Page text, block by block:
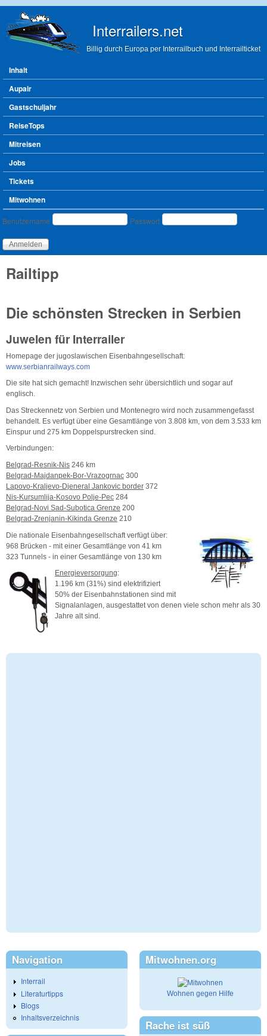
Interrailers.net
Billig durch Europa per Interrailbuch und Interrailticket
Hauptmenü
Inhalt
Aupair
Gastschuljahr
ReiseTops
Mitreisen
Jobs
Tickets
Mitwohnen
Benutzeranmeldung
Benutzername Passwort
Railtipp
Die schönsten Strecken in Serbien
Juwelen für Interrailer
Homepage der jugoslawischen Eisenbahngesellschaft:
www.serbianrailways.com
Die site hat sich gemacht! Inzwischen sehr übersichtlich und sogar auf
englisch.
Das Streckennetz von Serbien und Montenegro wird noch zusammengefasst
behandelt. Es verfügt über eine Gesamtlänge von 3.808 km, von dem 3.533 km
Einspur und 275 km Doppelspurstrecken sind.
Verbindungen:
Belgrad-Resnik-Nis 246 km
Belgrad-Majdanpek-Bor-Vrazogrnac 300
Lapovo-Kraljevo-Djeneral Jankovic border 372
Nis-Kursumlija-Kosovo Polje-Pec 284
Belgrad-Novi Sad-Subotica Grenze 200
Belgrad-Zrenjanin-Kikinda Grenze 210
Die nationale Eisenbahngesellschaft verfügt über:
968 Brücken - mit einer Gesamtlänge von 41 km
323 Tunnels - in einer Gesamtlänge von 130 km
Energieversorgung:
1.196 km (31%) sind elektrifiziert
50% der Eisenbahnstationen sind mit
Signalanlagen, ausgestattet von denen viele schon mehr als 30
Jahre alt sind.
Navigation
Interrail
Literaturtipps
Blogs
Inhaltsverzeichnis
Mitwohnen.org
Wohnen gegen Hilfe
Rache ist süß